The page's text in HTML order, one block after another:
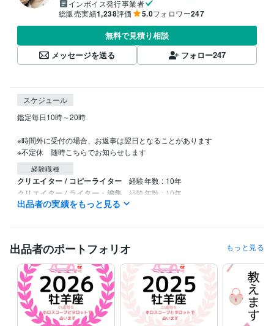
インボイス発行事業者
総販売実績1,238評価 5.0フォロワー247
無料で見積り相談
メッセージを送る
フォロー247
スケジュール
鑑定毎日10時～20時
※時間外に受付の場合、お返事は翌日となることがあります
※不定休　随時こちらでお知らせします
経験職種
クリエイター / コピーライター 経験年数 : 10年
クリエイター / ライター・編集 経験年数 : 10年
時山結糸 2017年12月 ~ 現在
受賞歴
『2022年牡羊座の運勢をホロスコープとタロットで占います』 『パ
ーソナル占星術』シリーズ 『2023年牡羊座の運勢をホロスコープと
タロットで占います』
2024年12星座の運勢をホロスコープとタロッ
トで占います 『タロットであの人の気持ちを占います』
資格・検定
出品者の実績をもっと見る
出品者のポートフォリオ もっと見る